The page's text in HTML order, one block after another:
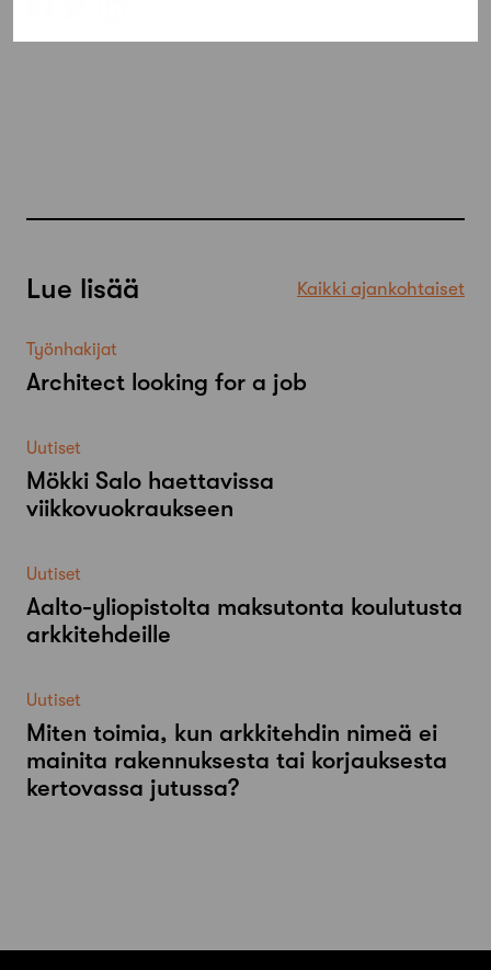
Lue lisää Kaikki ajankohtaiset
Työnhakijat
Architect looking for a job
Uutiset
Mökki Salo haettavissa
viikkovuokraukseen
Uutiset
Aalto-​yliopistolta maksutonta koulutusta
arkkitehdeille
Uutiset
Miten toimia, kun arkkitehdin nimeä ei
mainita rakennuksesta tai korjauksesta
kertovassa jutussa?